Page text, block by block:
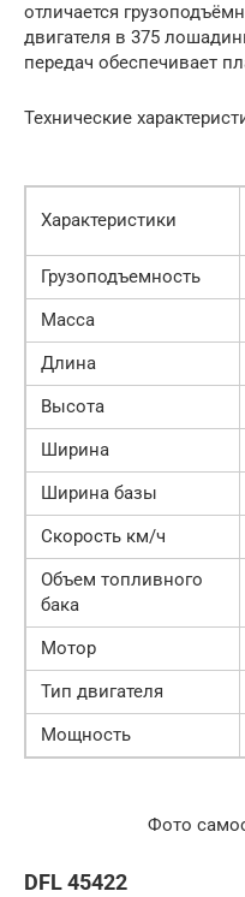
отличается
двигателя в 375
передач обеспечивает
Технические
Характеристики
Грузоподъемность
Масса
Длина
Высота
Ширина
Ширина базы
Скорость км/ч
Объем топливного
бака
Мотор
Тип двигателя
Мощность
Фото
DFL 45422